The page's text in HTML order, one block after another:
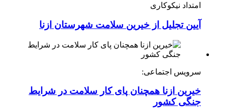
امتداد نیکوکاری
آیین تجلیل از خیرین سلامت شهرستان ازنا
سرویس اجتماعی:
خیرین ازنا همچنان پای کار سلامت در شرایط
جنگی کشور